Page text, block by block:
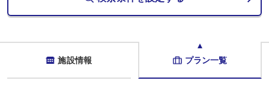
〜別邸桜桃庵ご宿泊のお客様〜
・PREMIUMラウンジ：15時〜翌11時（ウィスキー・地酒・おつまみ等）
■プライベートサウナ
ご予約は「プライベートサウナ月灯り 公式サイト」にて承ります
■ご案内（事前に当館までご連絡ください）
・全館禁煙です。1階大浴場手前通路の喫煙所をご利用下さい
施設情報 プラン一覧